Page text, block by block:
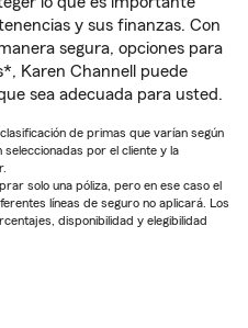
y sus finanzas. Con
segura, opciones para
Karen Channell puede
sea adecuada para usted.
de primas que varían según
por el cliente y la
solo una póliza, pero en ese caso el
líneas de seguro no aplicará. Los
disponibilidad y elegibilidad